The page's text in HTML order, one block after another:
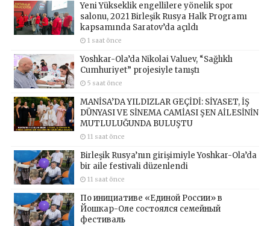
Yeni Yükseklik engellilere yönelik spor
salonu, 2021 Birleşik Rusya Halk Programı
kapsamında Saratov’da açıldı
1 saat önce
Yoshkar-Ola’da Nikolai Valuev, “Sağlıklı
Cumhuriyet” projesiyle tanıştı
5 saat önce
MANİSA’DA YILDIZLAR GEÇİDİ: SİYASET, İŞ
DÜNYASI VE SİNEMA CAMİASI ŞEN AİLESİNİN
MUTLULUĞUNDA BULUŞTU
11 saat önce
Birleşik Rusya’nın girişimiyle Yoshkar-Ola’da
bir aile festivali düzenlendi
11 saat önce
По инициативе «Единой России» в
Йошкар-Оле состоялся семейный
фестиваль